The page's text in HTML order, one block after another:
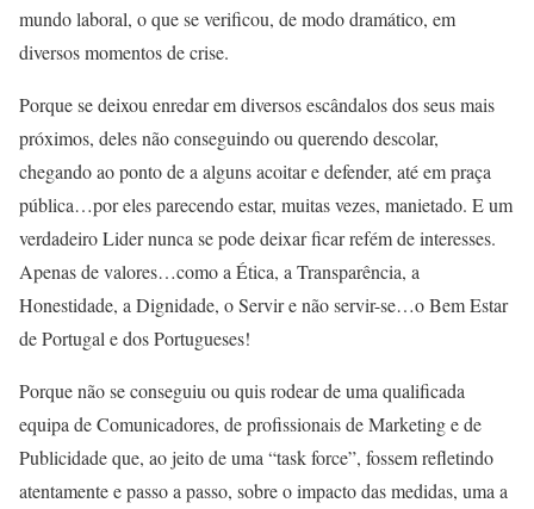
mundo laboral, o que se verificou, de modo dramático, em
diversos momentos de crise.
Porque se deixou enredar em diversos escândalos dos seus mais
próximos, deles não conseguindo ou querendo descolar,
chegando ao ponto de a alguns acoitar e defender, até em praça
pública…por eles parecendo estar, muitas vezes, manietado. E um
verdadeiro Lider nunca se pode deixar ficar refém de interesses.
Apenas de valores…como a Ética, a Transparência, a
Honestidade, a Dignidade, o Servir e não servir-se…o Bem Estar
de Portugal e dos Portugueses!
Porque não se conseguiu ou quis rodear de uma qualificada
equipa de Comunicadores, de profissionais de Marketing e de
Publicidade que, ao jeito de uma “task force”, fossem refletindo
atentamente e passo a passo, sobre o impacto das medidas, uma a